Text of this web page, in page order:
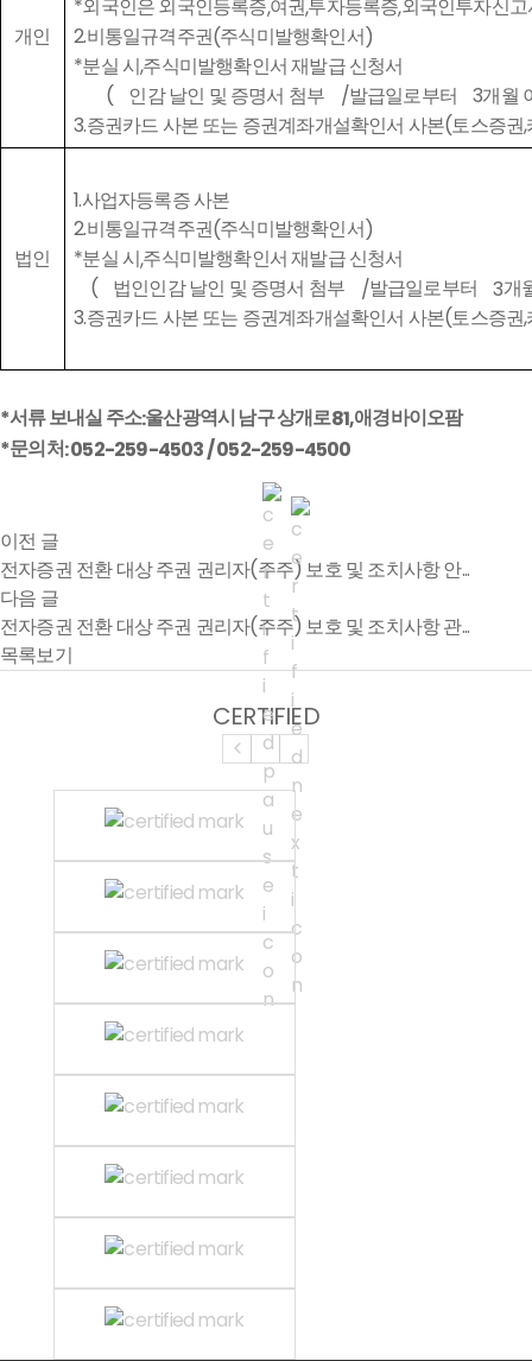
개인
*외국인은 외국인등록증,여권,투자등록증,외국인투자신고
2.비통일규격주권(주식미발행확인서)
*분실 시,주식미발행확인서 재발급 신청서
(
인감 날인 및 증명서 첨부 /발급일로부터 3개월
3.증권카드 사본 또는 증권계좌개설확인서 사본(토스증권,
법인
1.사업자등록증 사본
2.비통일규격주권(주식미발행확인서)
*분실 시,주식미발행확인서 재발급 신청서
(
법인인감 날인 및 증명서 첨부 /발급일로부터 3개
3.증권카드 사본 또는 증권계좌개설확인서 사본(토스증권,
*서류 보내실 주소:울산광역시 남구 상개로81,애경바이오팜
*문의처: 052-259-4503 / 052-259-4500
이전 글
전자증권 전환 대상 주권 권리자(주주) 보호 및 조치사항 안...
다음 글
전자증권 전환 대상 주권 권리자(주주) 보호 및 조치사항 관...
목록보기
CERTIFIED